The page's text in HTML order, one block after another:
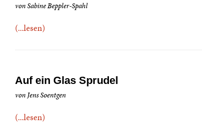
von Sabine Beppler-Spahl
(...lesen)
Auf ein Glas Sprudel
von Jens Soentgen
(...lesen)